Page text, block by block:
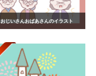
おじいさんおばあさんのイラスト